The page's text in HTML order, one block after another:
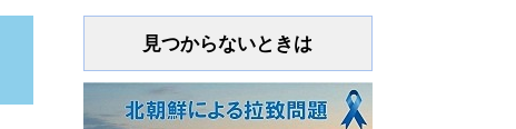
見つからないときは